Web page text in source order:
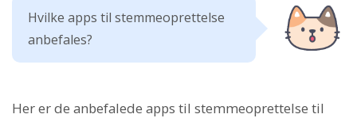
Hvilke apps til stemmeoprettelse
anbefales?
Her er de anbefalede apps til stemmeoprettelse til